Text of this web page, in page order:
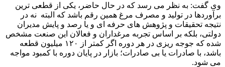
وی گفت: به نظر می رسد که در حال حاضر، یکی از قطعی ترین
برآوردها در تولید و مصرف مرغ همین رقم باشد که البته نه در
نتیجه تحقیقات و پژوهش های حرفه ای و یا رصد و پایش مدیران
دولتی، بلکه بر اساس تجربه مرغداران و فعالان این صنعت مشخص
شده که جوجه ریزی در هر دوره اگر کمتر از ۱۲۰ میلیون قطعه
باشد، با صادرات یا بی صادرات؛ بازار در پایان دوره با کمبود مواجه
می شود.